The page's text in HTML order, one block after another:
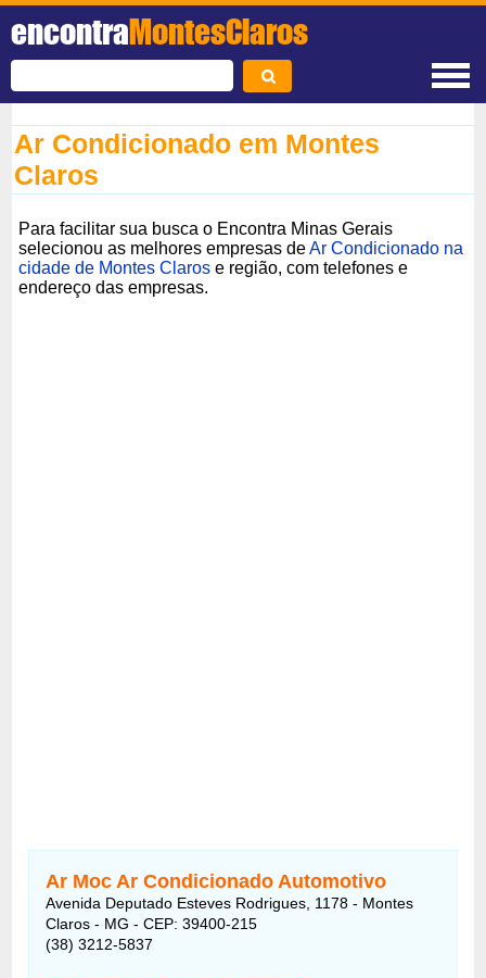
encontraMontesClaros
Ar Condicionado em Montes
Claros
Para facilitar sua busca o Encontra Minas Gerais
selecionou as melhores empresas deAr Condicionado na
cidade de Montes Claros e região, com telefones e
endereço das empresas.
Ar Moc Ar Condicionado Automotivo
Avenida Deputado Esteves Rodrigues, 1178 - Montes
Claros - MG - CEP: 39400-215
(38) 3212-5837